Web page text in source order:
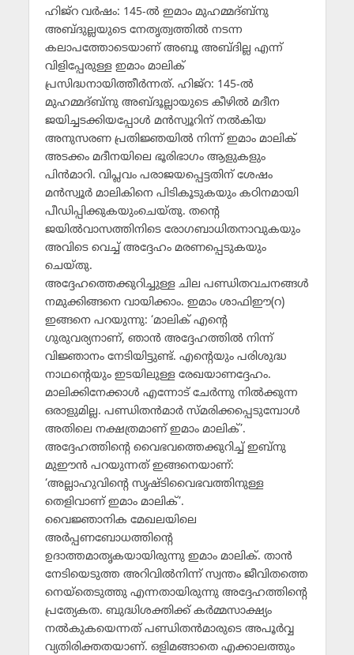
ഹിജ്‌റ വര്‍ഷം: 145-ല്‍ ഇമാം മുഹമ്മദ്ബ്‌നു
അബ്ദുല്ലയുടെ നേതൃത്വത്തില്‍ നടന്ന
കലാപത്തോടെയാണ് അബൂ അബ്ദില്ല എന്ന്
വിളിപ്പേരുള്ള ഇമാം മാലിക്
പ്രസിദ്ധനായിത്തീര്‍ന്നത്. ഹിജ്‌റ: 145-ല്‍
മുഹമ്മദ്ബ്‌നു അബ്ദൂല്ലായുടെ കീഴില്‍ മദീന
ജയിച്ചടക്കിയപ്പോള്‍ മന്‍സ്വൂറിന് നല്‍കിയ
അനുസരണ പ്രതിജ്ഞയില്‍ നിന്ന് ഇമാം മാലിക്
അടക്കം മദീനയിലെ ഭൂരിഭാഗം ആളുകളും
പിന്‍മാറി. വിപ്ലവം പരാജയപ്പെട്ടതിന് ശേഷം
മന്‍സ്വൂര്‍ മാലികിനെ പിടികൂടുകയും കഠിനമായി
പീഡിപ്പിക്കുകയുംചെയ്തു. തന്റെ
ജയില്‍വാസത്തിനിടെ രോഗബാധിതനാവുകയും
അവിടെ വെച്ച് അദ്ദേഹം മരണപ്പെടുകയും
ചെയ്തു.
അദ്ദേഹത്തെക്കുറിച്ചുള്ള ചില പണ്ഡിതവചനങ്ങള്‍
നമുക്കിങ്ങനെ വായിക്കാം. ഇമാം ശാഫിഈ(റ)
ഇങ്ങനെ പറയുന്നു: ‘മാലിക് എന്റെ
ഗുരുവര്യനാണ്, ഞാന്‍ അദ്ദേഹത്തില്‍ നിന്ന്
വിജ്ഞാനം നേടിയിട്ടുണ്ട്. എന്റെയും പരിശുദ്ധ
നാഥന്റെയും ഇടയിലുള്ള രേഖയാണദ്ദേഹം.
മാലിക്കിനേക്കാള്‍ എന്നോട് ചേര്‍ന്നു നില്‍ക്കുന്ന
ഒരാളുമില്ല. പണ്ഡിതന്‍മാര്‍ സ്മരിക്കപ്പെടുമ്പോള്‍
അതിലെ നക്ഷത്രമാണ് ഇമാം മാലിക്’.
അദ്ദേഹത്തിന്റെ വൈഭവത്തെക്കുറിച്ച് ഇബ്‌നു
മുഈന്‍ പറയുന്നത് ഇങ്ങനെയാണ്:
‘അല്ലാഹുവിന്റെ സൃഷ്ടിവൈഭവത്തിനുള്ള
തെളിവാണ് ഇമാം മാലിക്’.
വൈജ്ഞാനിക മേഖലയിലെ
അര്‍പ്പണബോധത്തിന്റെ
ഉദാത്തമാതൃകയായിരുന്നു ഇമാം മാലിക്. താന്‍
നേടിയെടുത്ത അറിവില്‍നിന്ന് സ്വന്തം ജീവിതത്തെ
നെയ്‌തെടുത്തു എന്നതായിരുന്നു അദ്ദേഹത്തിന്റെ
പ്രത്യേകത. ബുദ്ധിശക്തിക്ക് കര്‍മ്മസാക്ഷ്യം
നല്‍കുകയെന്നത് പണ്ഡിതന്‍മാരുടെ അപൂര്‍വ്വ
വ്യതിരിക്തതയാണ്. ഒളിമങ്ങാതെ എക്കാലത്തും